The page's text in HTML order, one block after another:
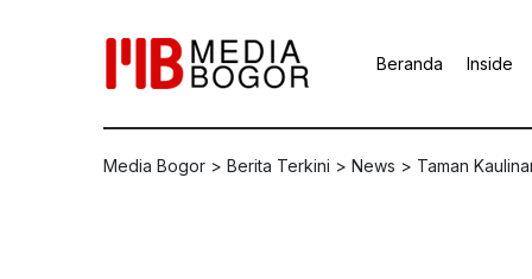
Beranda Inside
Media Bogor > Berita Terkini > News > Taman